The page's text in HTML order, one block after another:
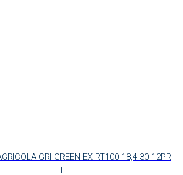
GRI GREEN EX RT100 18,4-30 12PR
TL